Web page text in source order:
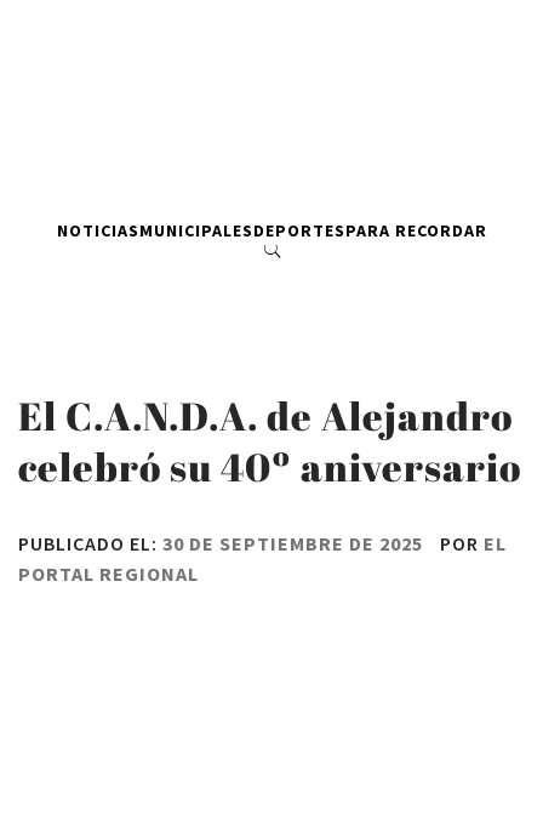
NOTICIASMUNICIPALESDEPORTESPARA RECORDAR
El C.A.N.D.A. de Alejandro
celebró su 40º aniversario
PUBLICADO EL: 30 DE SEPTIEMBRE DE 2025 POR EL
PORTAL REGIONAL